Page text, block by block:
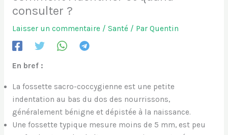
consulter ?
Laisser un commentaire / Santé/ Par Quentin
En bref :
La fossette sacro-coccygienne est une petite
indentation au bas du dos des nourrissons,
généralement bénigne et dépistée à la naissance.
Une fossette typique mesure moins de 5 mm, est peu